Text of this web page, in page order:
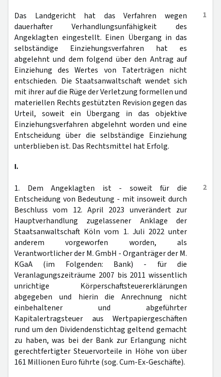
1
Das Landgericht hat das Verfahren wegen
dauerhafter Verhandlungsunfähigkeit des
Angeklagten eingestellt. Einen Übergang in das
selbständige Einziehungsverfahren hat es
abgelehnt und dem folgend über den Antrag auf
Einziehung des Wertes von Taterträgen nicht
entschieden. Die Staatsanwaltschaft wendet sich
mit ihrer auf die Rüge der Verletzung formellen und
materiellen Rechts gestützten Revision gegen das
Urteil, soweit ein Übergang in das objektive
Einziehungsverfahren abgelehnt worden und eine
Entscheidung über die selbständige Einziehung
unterblieben ist. Das Rechtsmittel hat Erfolg.
I.
2
1. Dem Angeklagten ist - soweit für die
Entscheidung von Bedeutung - mit insoweit durch
Beschluss vom 12. April 2023 unverändert zur
Hauptverhandlung zugelassener Anklage der
Staatsanwaltschaft Köln vom 1. Juli 2022 unter
anderem vorgeworfen worden, als
Verantwortlicher der M. GmbH - Organträger der M.
KGaA (im Folgenden: Bank) - für die
Veranlagungszeiträume 2007 bis 2011 wissentlich
unrichtige Körperschaftsteuererklärungen
abgegeben und hierin die Anrechnung nicht
einbehaltener und abgeführter
Kapitalertragsteuer aus Wertpapiergeschäften
rund um den Dividendenstichtag geltend gemacht
zu haben, was bei der Bank zur Erlangung nicht
gerechtfertigter Steuervorteile in Höhe von über
161 Millionen Euro führte (sog. Cum-Ex-Geschäfte).